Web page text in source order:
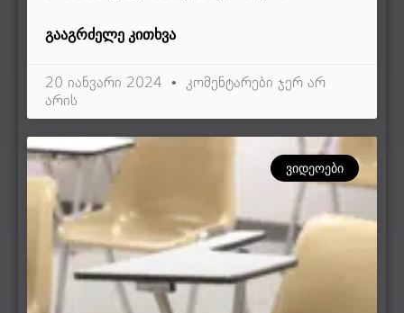
ᲒᲐᲐᲒᲠᲫᲔᲚᲔ ᲙᲘᲗᲮᲕᲐ
20 იანვარი 2024
კომენტარები ჯერ არ
არის
ᲕᲘᲓᲔᲝᲔᲑᲘ